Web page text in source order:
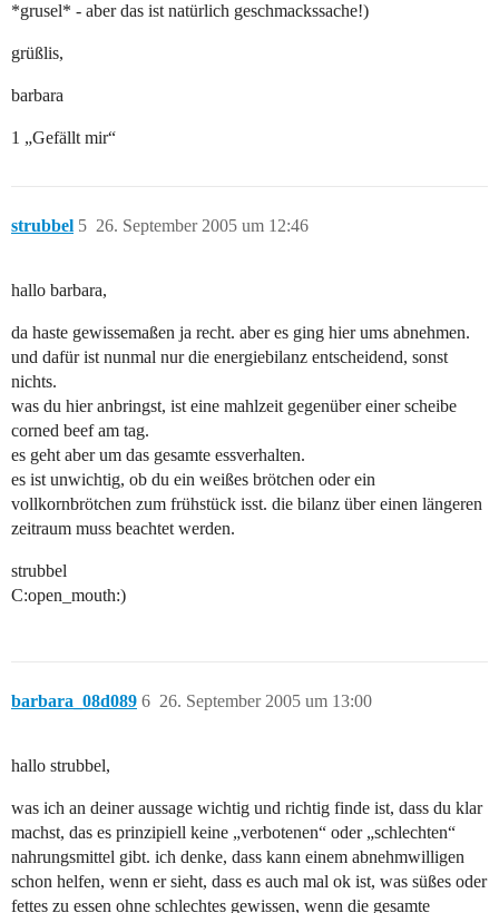
*grusel* - aber das ist natürlich geschmackssache!)
grüßlis,
barbara
1 „Gefällt mir“
strubbel 26. September 2005 um 12:46
5
hallo barbara,
da haste gewissemaßen ja recht. aber es ging hier ums abnehmen.
und dafür ist nunmal nur die energiebilanz entscheidend, sonst
nichts.
was du hier anbringst, ist eine mahlzeit gegenüber einer scheibe
corned beef am tag.
es geht aber um das gesamte essverhalten.
es ist unwichtig, ob du ein weißes brötchen oder ein
vollkornbrötchen zum frühstück isst. die bilanz über einen längeren
zeitraum muss beachtet werden.
strubbel
C:open_mouth:)
barbara_08d089 26. September 2005 um 13:00
6
hallo strubbel,
was ich an deiner aussage wichtig und richtig finde ist, dass du klar
machst, das es prinzipiell keine „verbotenen“ oder „schlechten“
nahrungsmittel gibt. ich denke, dass kann einem abnehmwilligen
schon helfen, wenn er sieht, dass es auch mal ok ist, was süßes oder
fettes zu essen ohne schlechtes gewissen, wenn die gesamte